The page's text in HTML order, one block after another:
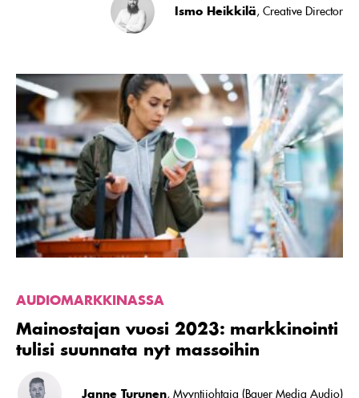
Ismo Heikkilä, Creative Director
Lue
artikkeli
Mainostajan
vuosi
2023:
markkinointi
tulisi
suunnata
nyt
massoihin
AUDIOMARKKINASSA
Mainostajan vuosi 2023: markkinointi
tulisi suunnata nyt massoihin
Janne Turunen, Myyntijohtaja (Bauer Media Audio)